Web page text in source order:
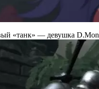
«танк» — девушка D.Mon